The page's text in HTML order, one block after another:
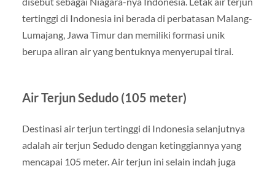
tertinggi di Indonesia ini berada di perbatasan Malang-
Lumajang, Jawa Timur dan memiliki formasi unik
berupa aliran air yang bentuknya menyerupai tirai.
Air Terjun Sedudo (105 meter)
Destinasi air terjun tertinggi di Indonesia selanjutnya
adalah air terjun Sedudo dengan ketinggiannya yang
mencapai 105 meter. Air terjun ini selain indah juga